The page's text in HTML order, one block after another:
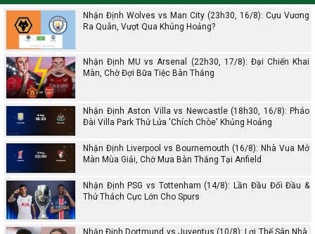
Nhận Định Wolves vs Man City (23h30, 16/8): Cựu Vương
Ra Quân, Vượt Qua Khủng Hoảng?
Nhận Định MU vs Arsenal (22h30, 17/8): Đại Chiến Khai
Màn, Chờ Đợi Bữa Tiệc Bàn Thắng
Nhận Định Aston Villa vs Newcastle (18h30, 16/8): Pháo
Đài Villa Park Thử Lửa 'Chích Chòe' Khủng Hoảng
Nhận Định Liverpool vs Bournemouth (16/8): Nhà Vua Mở
Màn Mùa Giải, Chờ Mưa Bàn Thắng Tại Anfield
Nhận Định PSG vs Tottenham (14/8): Lần Đầu Đối Đầu &
Thử Thách Cực Lớn Cho Spurs